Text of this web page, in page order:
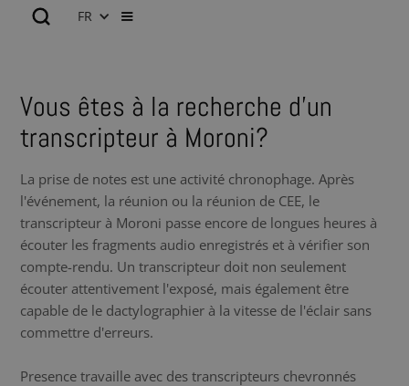
FR
Vous êtes à la recherche d’un
transcripteur à Moroni?
La prise de notes est une activité chronophage. Après
l'événement, la réunion ou la réunion de CEE, le
transcripteur à Moroni passe encore de longues heures à
écouter les fragments audio enregistrés et à vérifier son
compte-rendu. Un transcripteur doit non seulement
écouter attentivement l'exposé, mais également être
capable de le dactylographier à la vitesse de l'éclair sans
commettre d'erreurs.
Presence travaille avec des transcripteurs chevronnés